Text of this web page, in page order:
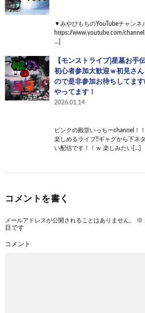
▼みやびもちのYouTubeチャンネ
https://www.youtube.com/
…]
【モンストライブ]星墓お手
初心者参加大歓迎ｗ初見さ
ので是非参加お待ちしてま
やってます！
2026.01.14
ピンクの殿堂いっちーchannel！
楽しめるライブ!!ギャグから下ネ
い配信です！！ｗ 楽しみたい[…]
コメントを書く
メールアドレスが公開されることはありません。 ※
目です
コメント